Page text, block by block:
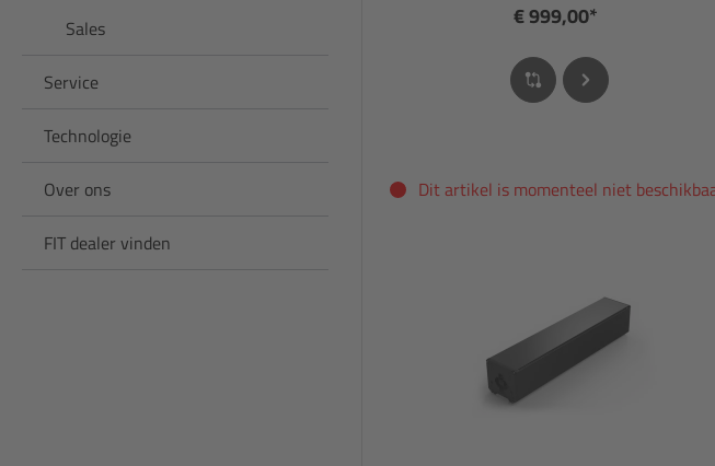
Sales
Service
Technologie
Over ons
FIT dealer vinden
€ 999,00*
Dit artikel is momenteel niet